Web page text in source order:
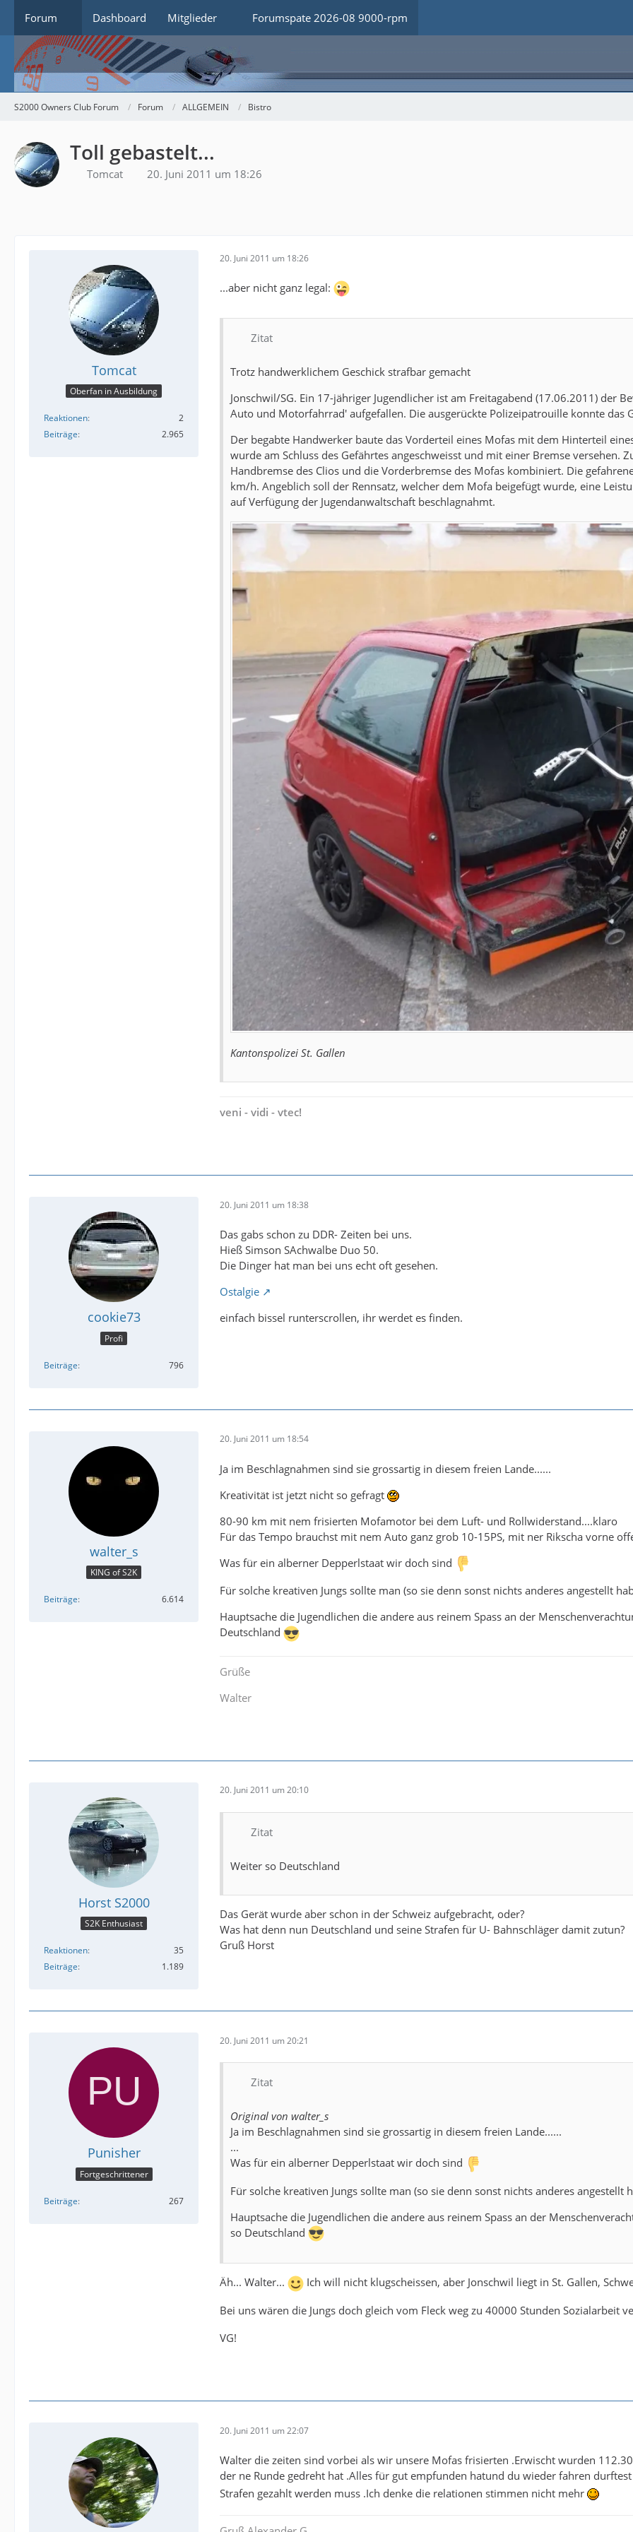
Forum Dashboard Mitglieder Forumspate 2026-08 9000-rpm
S2000 Owners Club Forum Forum ALLGEMEIN Bistro
Toll gebastelt...
Tomcat 20. Juni 2011 um 18:26
Tomcat
Oberfan in Ausbildung
Reaktionen
2
Beiträge
2.965
20. Juni 2011 um 18:26
...aber nicht ganz legal:
Zitat
Trotz handwerklichem Geschick strafbar gemacht
Jonschwil/SG. Ein 17-jähriger Jugendlicher ist am Freitagabend (17.06.2011) der
Auto und Motorfahrrad' aufgefallen. Die ausgerückte Polizeipatrouille konnte
Der begabte Handwerker baute das Vorderteil eines Mofas mit dem Hinterteil
wurde am Schluss des Gefährtes angeschweisst und mit einer Bremse versehen.
Handbremse des Clios und die Vorderbremse des Mofas kombiniert. Die
km/h. Angeblich soll der Rennsatz, welcher dem Mofa beigefügt wurde, eine
auf Verfügung der Jugendanwaltschaft beschlagnahmt.
Kantonspolizei St. Gallen
veni - vidi - vtec!
cookie73
Profi
Beiträge 796
20. Juni 2011 um 18:38
Das gabs schon zu DDR- Zeiten bei uns.
Hieß Simson SAchwalbe Duo 50.
Die Dinger hat man bei uns echt oft gesehen.
Ostalgie
einfach bissel runterscrollen, ihr werdet es finden.
walter_s
KING of S2K
Beiträge 6.614
20. Juni 2011 um 18:54
Ja im Beschlagnahmen sind sie grossartig in diesem freien Lande......
Kreativität ist jetzt nicht so gefragt
80-90 km mit nem frisierten Mofamotor bei dem Luft- und Rollwiderstand....klaro
Für das Tempo brauchst mit nem Auto ganz grob 10-15PS, mit ner Rikscha vorne
Was für ein alberner Depperlstaat wir doch sind
Für solche kreativen Jungs sollte man (so sie denn sonst nichts anderes angestellt
Hauptsache die Jugendlichen die andere aus reinem Spass an der
Deutschland
Grüße
Walter
Horst S2000
S2K Enthusiast
Reaktionen
35
Beiträge
1.189
20. Juni 2011 um 20:10
Zitat
Weiter so Deutschland
Das Gerät wurde aber schon in der Schweiz aufgebracht, oder?
Was hat denn nun Deutschland und seine Strafen für U- Bahnschläger damit zutun?
Gruß Horst
Punisher
Fortgeschrittener
Beiträge 267
20. Juni 2011 um 20:21
Zitat
Original von walter_s
Ja im Beschlagnahmen sind sie grossartig in diesem freien Lande......
...
Was für ein alberner Depperlstaat wir doch sind
Für solche kreativen Jungs sollte man (so sie denn sonst nichts anderes
Hauptsache die Jugendlichen die andere aus reinem Spass an der
so Deutschland
Äh... Walter...
Ich will nicht klugscheissen, aber Jonschwil liegt in St. Gallen,
Bei uns wären die Jungs doch gleich vom Fleck weg zu 40000 Stunden Sozialarbeit
VG!
20. Juni 2011 um 22:07
Walter die zeiten sind vorbei als wir unsere Mofas frisierten .Erwischt wurden
der ne Runde gedreht hat .Alles für gut empfunden hatund du wieder fahren
Strafen gezahlt werden muss .Ich denke die relationen stimmen nicht mehr